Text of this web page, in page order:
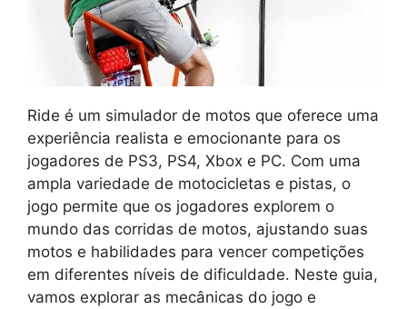
Ride é um simulador de motos que oferece uma
experiência realista e emocionante para os
jogadores de PS3, PS4, Xbox e PC. Com uma
ampla variedade de motocicletas e pistas, o
jogo permite que os jogadores explorem o
mundo das corridas de motos, ajustando suas
motos e habilidades para vencer competições
em diferentes níveis de dificuldade. Neste guia,
vamos explorar as mecânicas do jogo e